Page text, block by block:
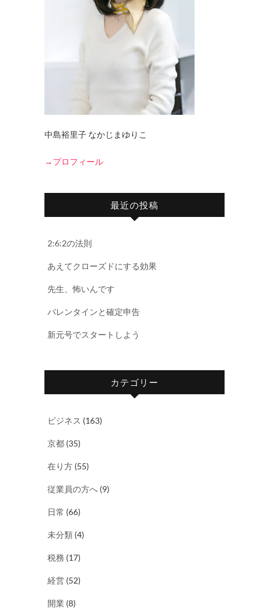
中島裕里子 なかじまゆりこ
→プロフィール
最近の投稿
2:6:2の法則
あえてクローズドにする効果
先生、怖いんです
バレンタインと確定申告
新元号でスタートしよう
カテゴリー
ビジネス (163)
京都 (35)
在り方 (55)
従業員の方へ (9)
日常 (66)
未分類 (4)
税務 (17)
経営 (52)
開業 (8)